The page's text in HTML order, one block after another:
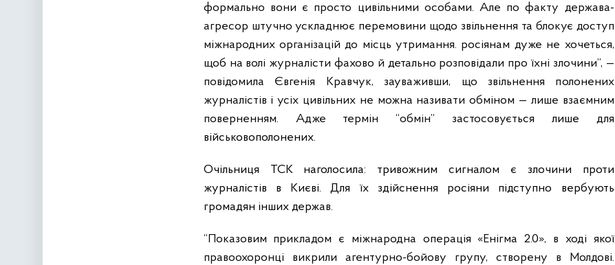
формально вони є просто цивільними особами. Але по факту держава-
агресор штучно ускладнює перемовини щодо звільнення та блокує доступ
міжнародних організацій до місць утримання. росіянам дуже не хочеться,
щоб на волі журналісти фахово й детально розповідали про їхні злочини”, —
повідомила Євгенія Кравчук, зауваживши, що звільнення полонених
журналістів і усіх цивільних не можна називати обміном — лише взаємним
поверненням. Адже термін “обмін” застосовується лише для
військовополонених.
Очільниця ТСК наголосила: тривожним сигналом є злочини проти
журналістів в Києві. Для їх здійснення росіяни підступно вербують
громадян інших держав.
“Показовим прикладом є міжнародна операція «Енігма 2.0», в ході якої
правоохоронці викрили агентурно-бойову групу, створену в Молдові.